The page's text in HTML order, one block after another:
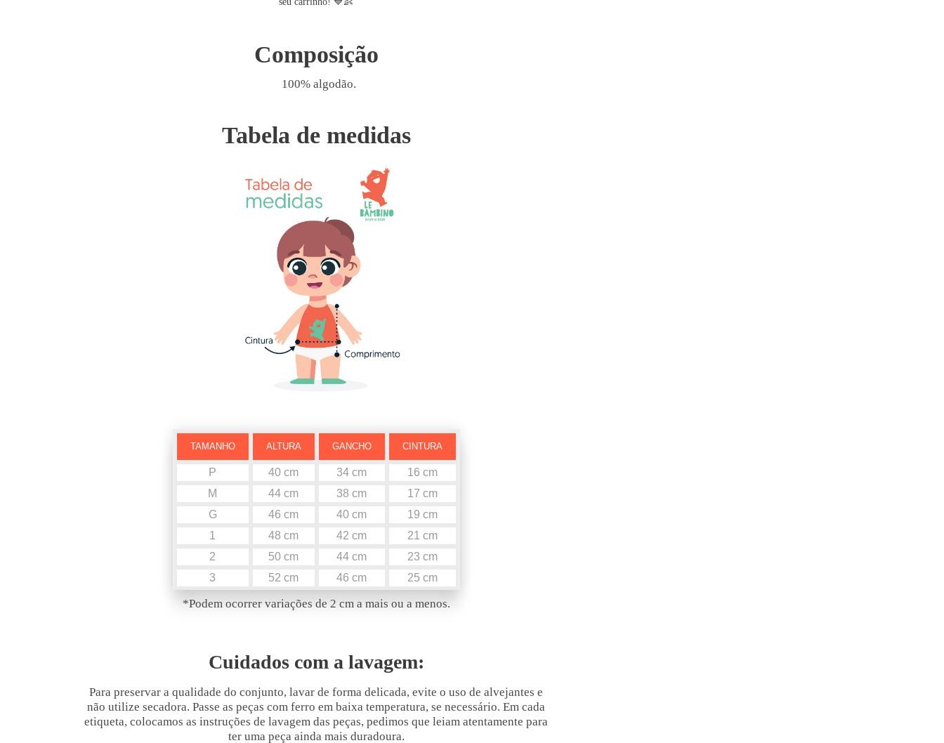
Composição
100% algodão.
Tabela de medidas
TAMANHO ALTURA GANCHO CINTURA
P 40 cm 34 cm
16 cm
M
44 cm 38 cm
17 cm
G
46 cm 40 cm
19 cm
1
48 cm 42 cm
21 cm
2
50 cm 44 cm
23 cm
3
52 cm 46 cm 25 cm
*Podem ocorrer variações de 2 cm a mais ou a menos.
Cuidados com a lavagem:
Para preservar a qualidade do conjunto, lavar de forma delicada, evite o uso de alvejantes e
não utilize secadora. Passe as peças com ferro em baixa temperatura, se necessário. Em cada
etiqueta, colocamos as instruções de lavagem das peças, pedimos que leiam atentamente para
ter uma peça ainda mais duradoura.